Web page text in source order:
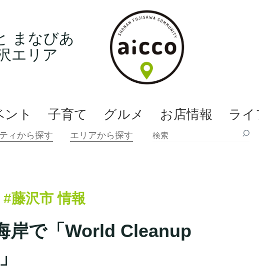
まなびあ
エリア
ント 子育て グルメ お店情報 ラ
#藤沢市 情報
岸で「World Cleanup